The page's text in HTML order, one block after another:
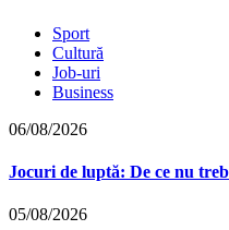
Sport
Cultură
Job-uri
Business
06/08/2026
Jocuri de luptă: De ce nu
05/08/2026